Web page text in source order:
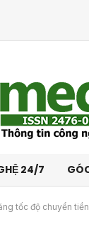
24/7
tốc độ chuyển